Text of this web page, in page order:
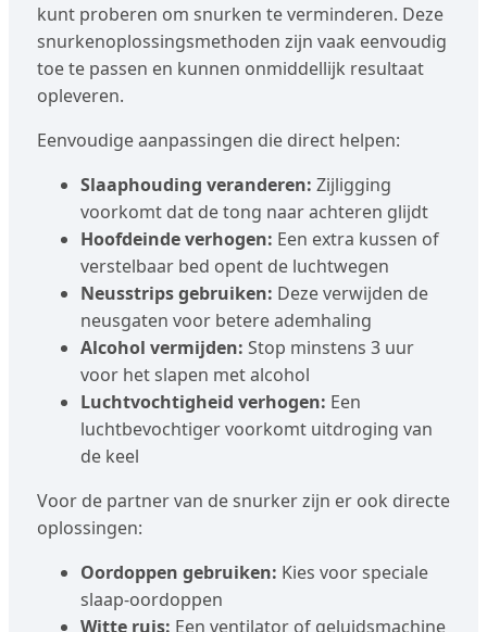
kunt proberen om snurken te verminderen. Deze
snurkenoplossingsmethoden zijn vaak eenvoudig
toe te passen en kunnen onmiddellijk resultaat
opleveren.
Eenvoudige aanpassingen die direct helpen:
Slaaphouding veranderen: Zijligging
voorkomt dat de tong naar achteren glijdt
Hoofdeinde verhogen: Een extra kussen of
verstelbaar bed opent de luchtwegen
Neusstrips gebruiken: Deze verwijden de
neusgaten voor betere ademhaling
Alcohol vermijden: Stop minstens 3 uur
voor het slapen met alcohol
Luchtvochtigheid verhogen: Een
luchtbevochtiger voorkomt uitdroging van
de keel
Voor de partner van de snurker zijn er ook directe
oplossingen:
Oordoppen gebruiken: Kies voor speciale
slaap-oordoppen
Witte ruis: Een ventilator of geluidsmachine